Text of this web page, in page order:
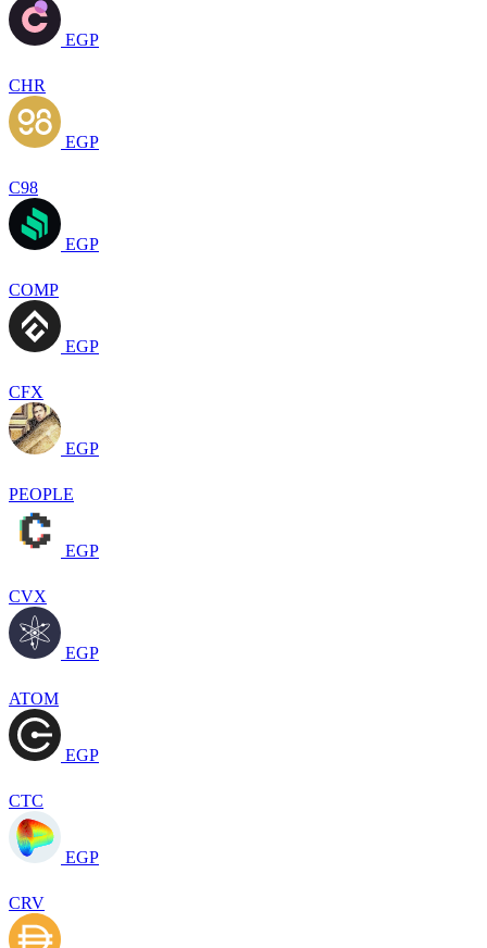
EGP
CHR
EGP
C98
EGP
COMP
EGP
CFX
EGP
PEOPLE
EGP
CVX
EGP
ATOM
EGP
CTC
EGP
CRV